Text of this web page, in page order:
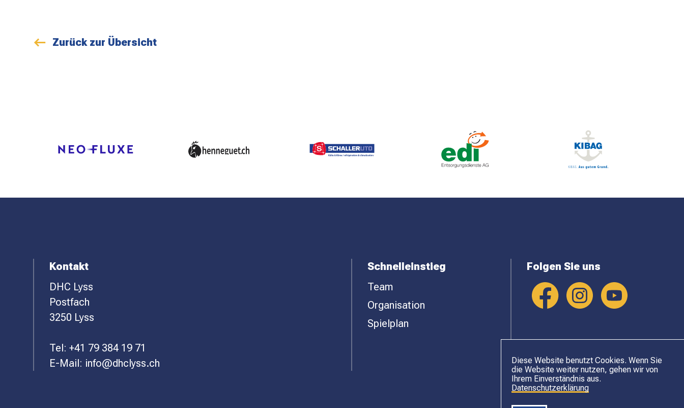
Zurück zur Übersicht
F
O
O
T
E
Kontakt
DHC Lyss
Postfach
3250 Lyss
Tel: +41 79 384 19 71
E-Mail: info@dhclyss.ch
Schnelleinstieg
Team
Organisation
Spielplan
Folgen Sie uns
Diese Website benutzt Cookies. Wenn Sie
die Website weiter nutzen, gehen wir von
Ihrem Einverständnis aus.
Datenschutzerklärung